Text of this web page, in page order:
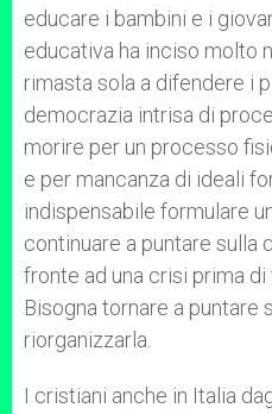
educare i bambini e i
educativa ha inciso molto
rimasta sola a difendere i
democrazia intrisa di
morire per un processo
e per mancanza di ideali
indispensabile formulare
continuare a puntare sulla
fronte ad una crisi prima
Bisogna tornare a puntare
riorganizzarla.
I cristiani anche in Italia